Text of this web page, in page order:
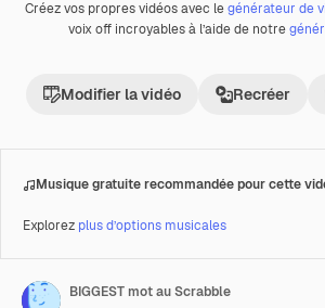
Premium
Créez vos propres vidéos avec legénérateur de
voix off incroyables à l’aide de notre
Modifier la vidéo Recréer
Musique gratuite recommandée pour cette
Explorez plus d’options musicales
BIGGEST mot au Scrabble